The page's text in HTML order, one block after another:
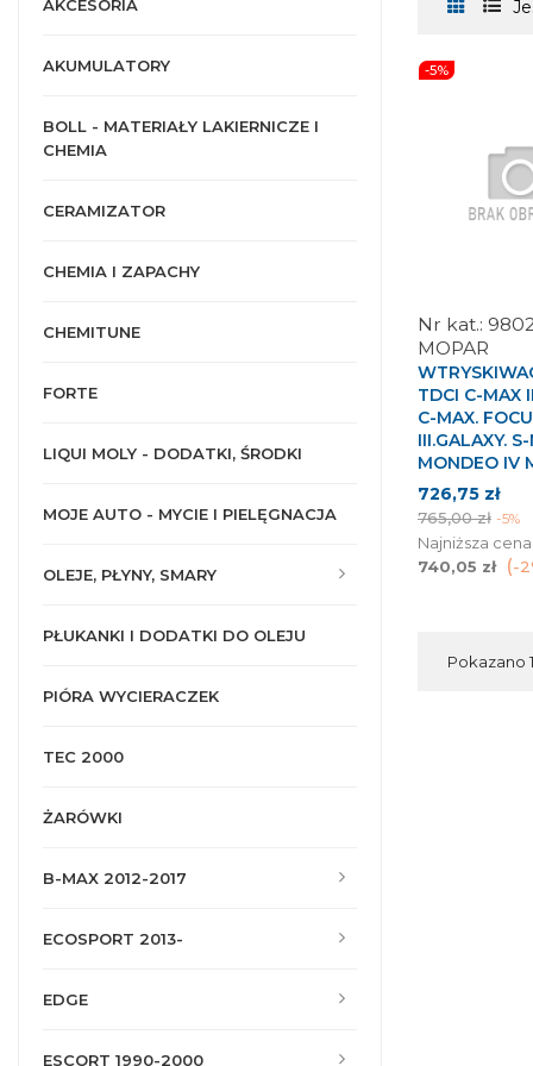
AKCESORIA
AKUMULATORY
BOLL - MATERIAŁY LAKIERNICZE I
CHEMIA
CERAMIZATOR
CHEMIA I ZAPACHY
CHEMITUNE
FORTE
LIQUI MOLY - DODATKI, ŚRODKI
MOJE AUTO - MYCIE I PIELĘGNACJA
OLEJE, PŁYNY, SMARY
PŁUKANKI I DODATKI DO OLEJU
PIÓRA WYCIERACZEK
TEC 2000
ŻARÓWKI
B-MAX 2012-2017
ECOSPORT 2013-
EDGE
ESCORT 1990-2000
-5%
MOPAR
TDCI C-MAX
C-MAX.
III.GALAXY.
MONDEO IV
Cena
726,75 złCena
765,00 zł -5%
Najniższa cena:
740,05 zł
-
Pokazano